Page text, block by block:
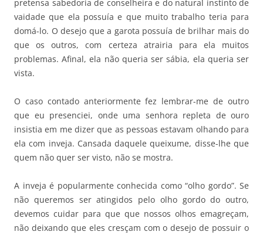
pretensa sabedoria de conselheira e do natural instinto de
vaidade que ela possuía e que muito trabalho teria para
domá-lo. O desejo que a garota possuía de brilhar mais do
que os outros, com certeza atrairia para ela muitos
problemas. Afinal, ela não queria ser sábia, ela queria ser
vista.
O caso contado anteriormente fez lembrar-me de outro
que eu presenciei, onde uma senhora repleta de ouro
insistia em me dizer que as pessoas estavam olhando para
ela com inveja. Cansada daquele queixume, disse-lhe que
quem não quer ser visto, não se mostra.
A inveja é popularmente conhecida como “olho gordo”. Se
não queremos ser atingidos pelo olho gordo do outro,
devemos cuidar para que que nossos olhos emagreçam,
não deixando que eles cresçam com o desejo de possuir o